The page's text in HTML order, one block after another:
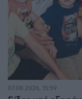
07.08.2026, 15:59